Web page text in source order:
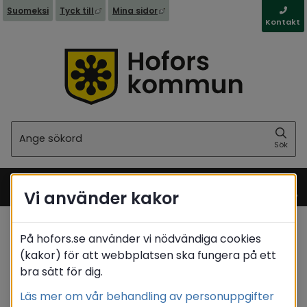
Suomeksi Tyck till Länk till annan webbplats, öppnas i nytt
Mina sidor Länk till annan webbplats,
Kontakt
Sök
Meny
Startsida Kommun & politik
Politik
/ Förtroendevalda / Matrikel
/ Eidhagen Linnea
Translate
Vi använder kakor
På hofors.se använder vi nödvändiga cookies
(kakor) för att webbplatsen ska fungera på ett
bra sätt för dig.
Läs mer om vår behandling av personuppgifter